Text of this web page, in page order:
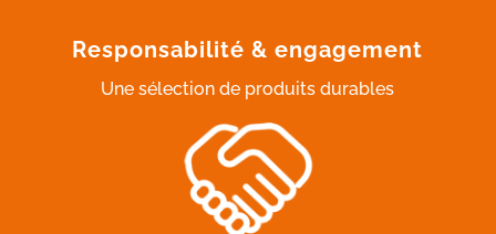
Responsabilité & engagement
Une sélection de produits durables